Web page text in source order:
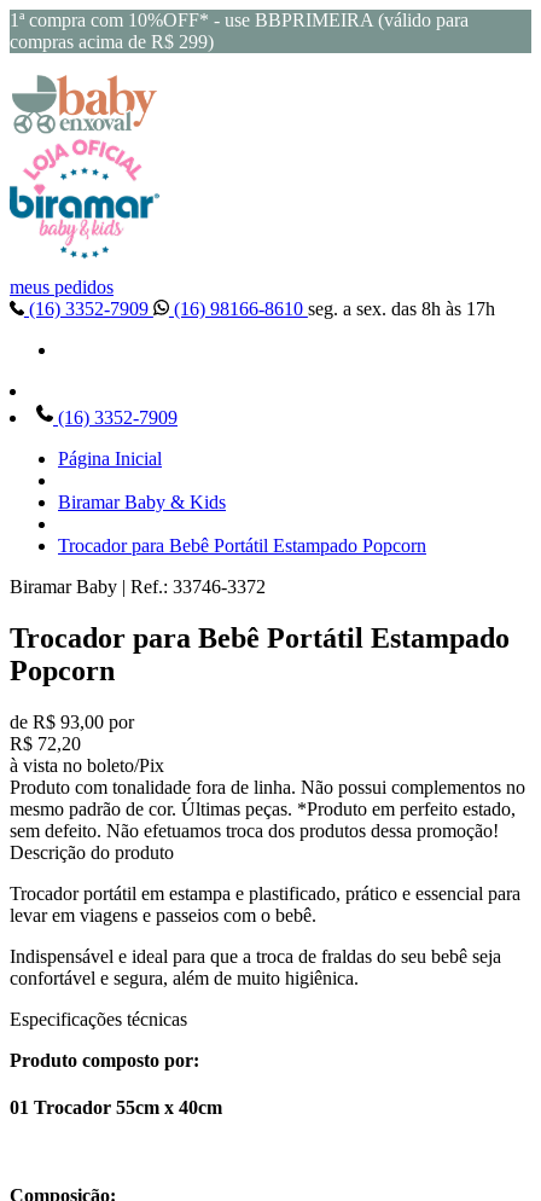
1ª compra com 10%OFF* - use BBPRIMEIRA (válido para
compras acima de R$ 299)
meus pedidos
(16) 3352-7909
(16) 98166-8610 seg. a sex. das 8h às 17h
(16) 3352-7909
Página Inicial
Biramar Baby & Kids
Trocador para Bebê Portátil Estampado Popcorn
Biramar Baby | Ref.: 33746-3372
Trocador para Bebê Portátil Estampado
Popcorn
de R$ 93,00 por
R$ 72,20
à vista no boleto/Pix
Produto com tonalidade fora de linha. Não possui complementos no
mesmo padrão de cor. Últimas peças. *Produto em perfeito estado,
sem defeito. Não efetuamos troca dos produtos dessa promoção!
Descrição do produto
Trocador portátil em estampa e plastificado, prático e essencial para
levar em viagens e passeios com o bebê.
Indispensável e ideal para que a troca de fraldas do seu bebê seja
confortável e segura, além de muito higiênica.
Especificações técnicas
Produto composto por:
01 Trocador 55cm x 40cm
Composição: